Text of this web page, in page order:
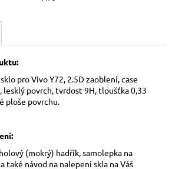
pro Vivo Y72, 2.5D zaoblení, case
povrch, tvrdost 9H, tloušťka 0,33
ploše povrchu.
(mokrý) hadřík, samolepka na
také návod na nalepení skla na Váš